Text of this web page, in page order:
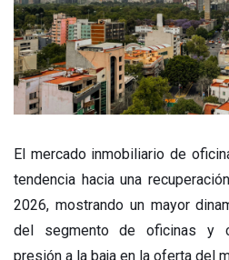
El mercado inmobiliario de
tendencia hacia una
2026, mostrando un mayor
del segmento de oficinas y
presión a la baja en la oferta del